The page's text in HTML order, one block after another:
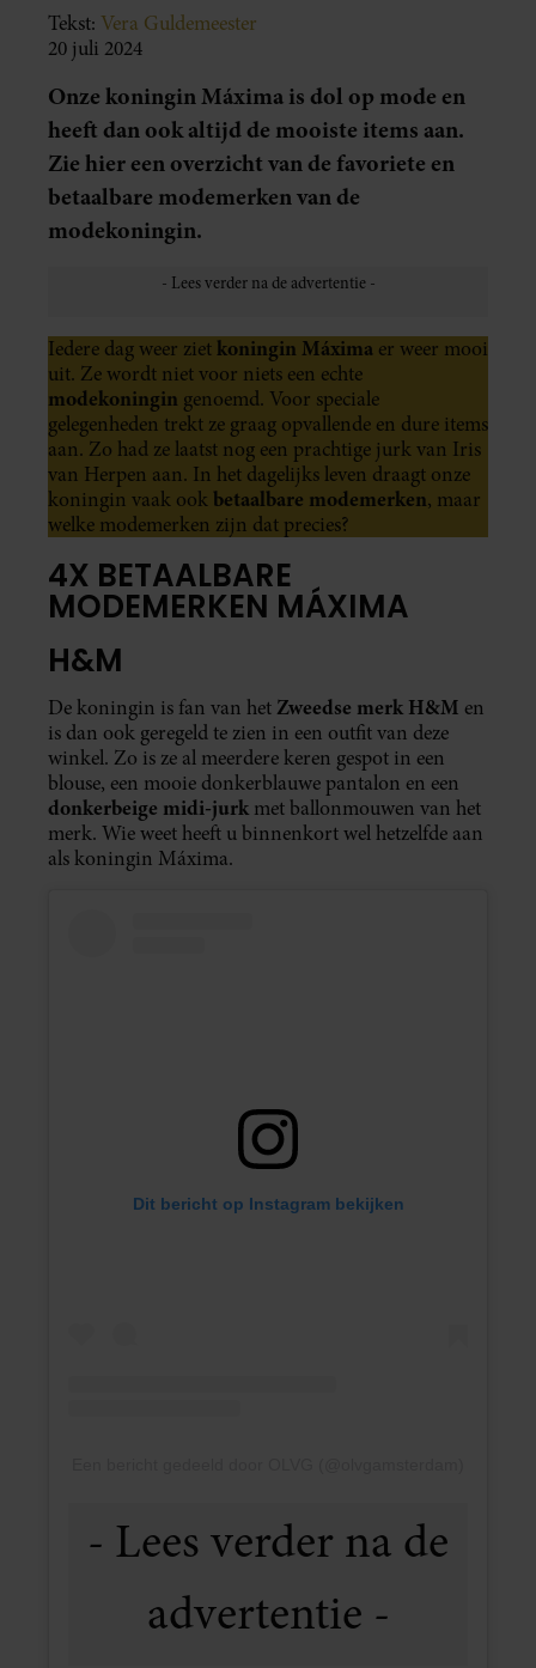
Tekst: Vera Guldemeester
20 juli 2024
Onze koningin Máxima is dol op mode en
heeft dan ook altijd de mooiste items aan.
Zie hier een overzicht van de favoriete en
betaalbare modemerken van de
modekoningin.
Iedere dag weer zietkoningin Máxima er weer mooi
uit. Ze wordt niet voor niets een echte
modekoningin genoemd. Voor speciale
gelegenheden trekt ze graag opvallende en dure items
aan. Zo had ze laatst nog een prachtige jurk van Iris
van Herpen aan. In het dagelijks leven draagt onze
koningin vaak ook betaalbare modemerken, maar
welke modemerken zijn dat precies?
4X BETAALBARE
MODEMERKEN MÁXIMA
H&M
De koningin is fan van het Zweedse merk H&M en
is dan ook geregeld te zien in een outfit van deze
winkel. Zo is ze al meerdere keren gespot in een
blouse, een mooie donkerblauwe pantalon en een
donkerbeige midi-jurk met ballonmouwen van het
merk. Wie weet heeft u binnenkort wel hetzelfde aan
als koningin Máxima.
Dit bericht op Instagram bekijken